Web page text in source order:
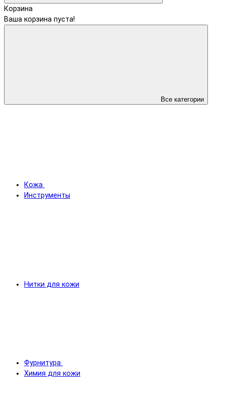
Корзина
Ваша корзина пуста!
Все категории
Кожа
Инструменты
Нитки для кожи
Фурнитура
Химия для кожи